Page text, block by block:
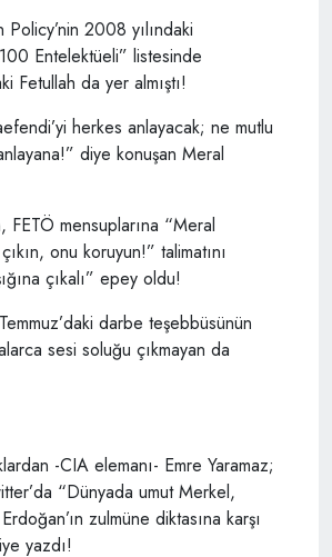
2008 yılındaki
Entelektüeli” listesinde
Fetullah da yer almıştı!
herkes anlayacak; ne mutlu
diye konuşan Meral
FETÖ mensuplarına “Meral
onu koruyun!” talimatını
çıkalı” epey oldu!
darbe teşebbüsünün
sesi soluğu çıkmayan da
-CIA elemanı- Emre Yaramaz;
“Dünyada umut Merkel,
zulmüne diktasına karşı
yazdı!